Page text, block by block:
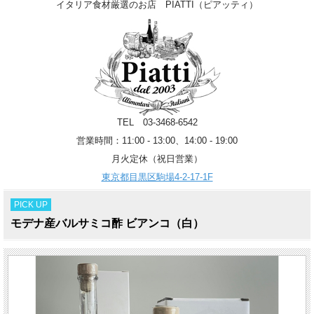
イタリア食材厳選のお店 PIATTI（ピアッティ）
TEL 03-3468-6542
営業時間：11:00 - 13:00、14:00 - 19:00
月火定休（祝日営業）
東京都目黒区駒場4-2-17-1F
PICK UP
モデナ産バルサミコ酢 ビアンコ（白）